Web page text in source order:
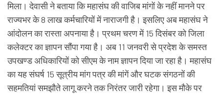
मिला। देवासी ने बताया कि महासंघ की वाजिब मांगों के नहीं मानने पर
राज्यभर के 8 लाख कर्मचारियों में नाराजगी है। इसलिए अब महासंघ ने
आंदोलन का रास्ता अपनाया है। प्रथम चरण में 15 दिसंबर को जिला
कलेक्टर का ज्ञापन सौंपा गया है। अब 11 जनवरी से प्रदेश के समस्त
उपखण्ड अधिकारियों को सीएम के नाम ज्ञापन दिया जा रहा है। महासंघ
का यह संघर्ष 15 सूत्रीय मांग पत्र की मांगें और घटक संगठनों की
सहमतियां समझौते लागू करने तक निरंतर जारी रहेगा। इस मौके पर